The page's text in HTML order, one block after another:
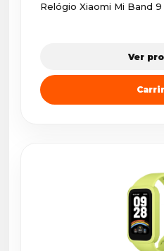
Relógio Xiaomi Mi Band
Ver